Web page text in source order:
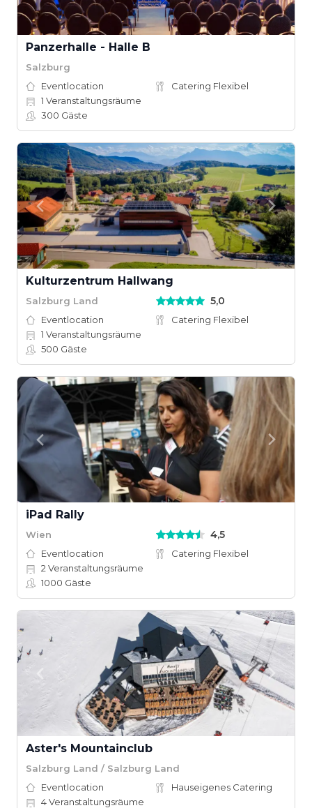
Panzerhalle - Halle B
Salzburg
Eventlocation
Catering Flexibel
1 Veranstaltungsräume
300 Gäste
Kulturzentrum Hallwang
Salzburg Land 5,0
Eventlocation
Catering Flexibel
1 Veranstaltungsräume
500 Gäste
iPad Rally
Wien 4,5
Eventlocation
Catering Flexibel
2 Veranstaltungsräume
1000 Gäste
Aster's Mountainclub
Salzburg Land / Salzburg Land
Eventlocation
Hauseigenes Catering
4Veranstaltungsräume